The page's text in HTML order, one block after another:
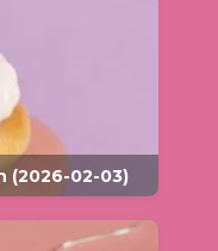
(2026-02-03)